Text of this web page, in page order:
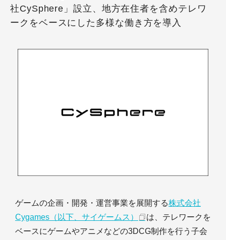
社CySphere」設立、地方在住者を含めテレワ
ークをベースにした多様な働き方を導入
ゲームの企画・開発・運営事業を展開する株式会社
Cygames（以下、サイゲームス）
は、テレワークを
ベースにゲームやアニメなどの3DCG制作を行う子会